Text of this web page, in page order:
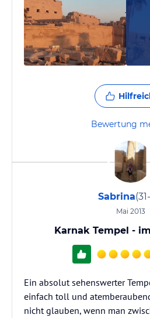
Bewertung
Sabrina
Mai 2013
Karnak Tempel -
Ein absolut sehenswerter
einfach toll und
nicht glauben, wenn man